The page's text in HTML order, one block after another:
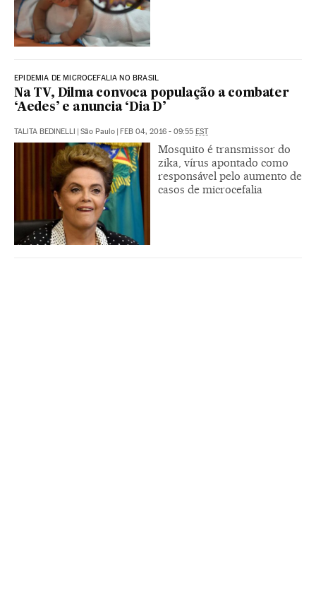
EPIDEMIA DE MICROCEFALIA NO BRASIL
Na TV, Dilma convoca população a combater
‘Aedes’ e anuncia ‘Dia D’
TALITA BEDINELLI | São Paulo | FEB 04, 2016 - 09:55 EST
Mosquito é transmissor do
zika, vírus apontado como
responsável pelo aumento de
casos de microcefalia